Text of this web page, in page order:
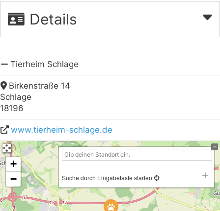
Details
Tierheim Schlage
Birkenstraße 14
Schlage
18196
www.tierheim-schlage.de
+
−
Suche durch Eingabetaste starten